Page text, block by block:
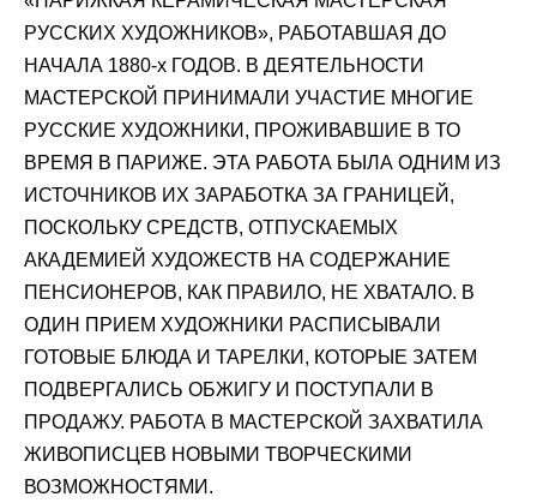
РУССКИХ ХУДОЖНИКОВ», РАБОТАВШАЯ ДО
НАЧАЛА 1880-х ГОДОВ. В ДЕЯТЕЛЬНОСТИ
МАСТЕРСКОЙ ПРИНИМАЛИ УЧАСТИЕ МНОГИЕ
РУССКИЕ ХУДОЖНИКИ, ПРОЖИВАВШИЕ В ТО
ВРЕМЯ В ПАРИЖЕ. ЭТА РАБОТА БЫЛА ОДНИМ ИЗ
ИСТОЧНИКОВ ИХ ЗАРАБОТКА ЗА ГРАНИЦЕЙ,
ПОСКОЛЬКУ СРЕДСТВ, ОТПУСКАЕМЫХ
АКАДЕМИЕЙ ХУДОЖЕСТВ НА СОДЕРЖАНИЕ
ПЕНСИОНЕРОВ, КАК ПРАВИЛО, НЕ ХВАТАЛО. В
ОДИН ПРИЕМ ХУДОЖНИКИ РАСПИСЫВАЛИ
ГОТОВЫЕ БЛЮДА И ТАРЕЛКИ, КОТОРЫЕ ЗАТЕМ
ПОДВЕРГАЛИСЬ ОБЖИГУ И ПОСТУПАЛИ В
ПРОДАЖУ. РАБОТА В МАСТЕРСКОЙ ЗАХВАТИЛА
ЖИВОПИСЦЕВ НОВЫМИ ТВОРЧЕСКИМИ
ВОЗМОЖНОСТЯМИ.